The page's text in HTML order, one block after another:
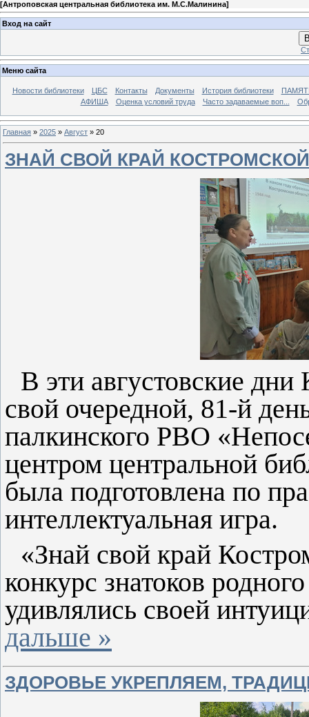
[Антроповская центральная библиотека им. М.С.Малинина]
Вход на сайт
Меню сайта
Новости библиотеки ЦБС Контакты Документы История библиотеки
АФИША
Оценка условий труда Часто задаваемые воп...
Главная » 2025 » Август » 20
ЗНАЙ СВОЙ КРАЙ
В эти августовские дни
свой очередной, 81-й
палкинского РВО
центром центральной
была подготовлена по
интеллектуальная игра.
«Знай свой край
конкурс знатоков
удивлялись своей
дальше »
ЗДОРОВЬЕ УКРЕПЛЯЕМ,